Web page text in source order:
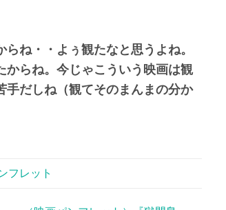
ね・・よぅ観たなと思うよね。
からね。今じゃこういう映画は観
手だしね（観てそのまんまの分か
フレット